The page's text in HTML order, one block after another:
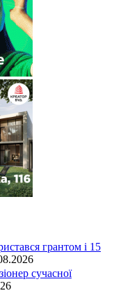
грантом і 15
сучасної